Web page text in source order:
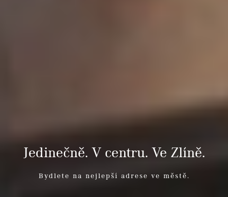
Jedinečně. V centru. Ve Zlíně.
Bydlete na nejlepší adrese ve městě.